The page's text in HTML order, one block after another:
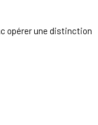
opérer une distinction